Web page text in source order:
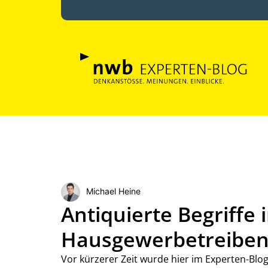
Michael Heine
Antiquierte Begriffe
Vor kürzerer Zeit wurde hier im Experten-